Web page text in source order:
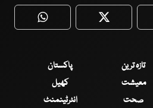
WhatsApp Twitter
تازہ ترین
پاکستان
معیشت
کھیل
صحت انٹرٹینمنٹ